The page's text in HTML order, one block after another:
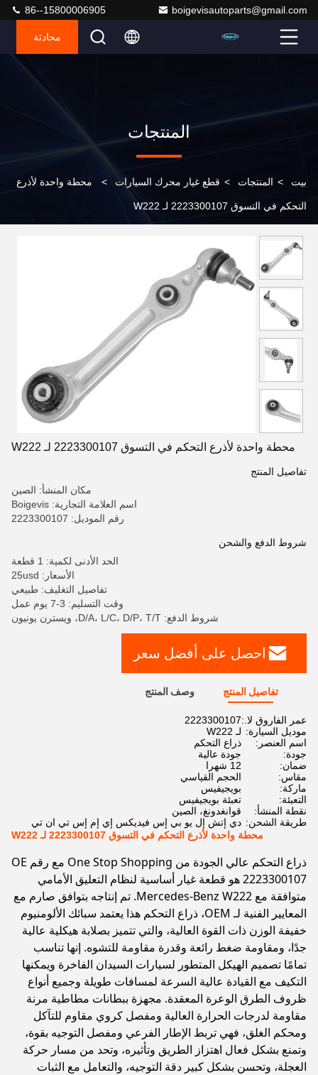
boigevisautoparts@gmail.com
86--15800006905
محادثة
المنتجات
بيت > المنتجات > قطع غيار محرك السيارات > محطة واحدة لأذرع
التحكم في التسوق 2223300107 لـ W222
محطة واحدة لأذرع التحكم في التسوق 2223300107 لـ W222
تفاصيل المنتج
مكان المنشأ: الصين
اسم العلامة التجارية: Boigevis
رقم الموديل: 2223300107
شروط الدفع والشحن
الحد الأدنى لكمية: 1 قطعة
الأسعار: 25usd
تفاصيل التغليف: طبيعي
وقت التسليم: 3-7 يوم عمل
شروط الدفع: D/A، L/C، D/P، T/T، ويسترن يونيون
احصل على أفضل سعر
تفاصيل المنتج وصف المنتج
عمر الفاروق لا.:2223300107
موديل السيارة: لـ W222
اسم العنصر:
ذراع التحكم
جودة:
جودة عالية
ضمان:
12 شهرا
مقاس:
الحجم القياسي
ماركة:
بويجيفيس
التعبئة:
تعبئة بويجيفيس
نقطة المنشأ:
قوانغدونغ، الصين
طريقة الشحن: دي إتش إل يو بي إس فيديكس إي إم إس تي ان تي
محطة واحدة لأذرع التحكم في التسوق 2223300107 لـ W222
ذراع التحكم عالي الجودة من One Stop Shopping مع رقم OE
2223300107 هو قطعة غيار أساسية لنظام التعليق الأمامي
متوافقة مع Mercedes-Benz W222. تم إنتاجه بتوافق صارم مع
المعايير الفنية لـ OEM، ذراع التحكم هذا يعتمد سبائك الألومنيوم
خفيفة الوزن ذات القوة العالية، والتي تتميز بصلابة هيكلية عالية
جدًا، ومقاومة ضغط رائعة وقدرة مقاومة للتشوه. إنها تناسب
تمامًا تصميم الهيكل المتطور لسيارات السيدان الفاخرة ويمكنها
التكيف مع القيادة عالية السرعة لمسافات طويلة وجميع أنواع
ظروف الطرق الوعرة المعقدة. مجهزة ببطانات مطاطية مرنة
مقاومة لدرجات الحرارة العالية ومفصل كروي مقاوم للتآكل
ومحكم الغلق، فهي تربط الإطار الفرعي ومفصل التوجيه بقوة،
وتمنع بشكل فعال اهتزاز الطريق وتأثيره، وتحد من مسار حركة
العجلة، وتحسن بشكل كبير دقة التوجيه، والتعامل مع الثبات